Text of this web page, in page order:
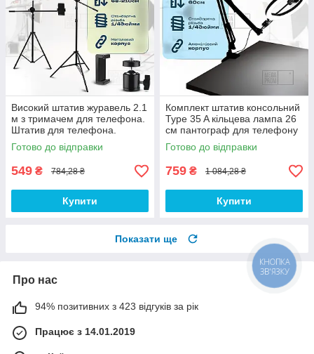
Високий штатив журавель 2.1
м з тримачем для телефона.
Штатив для телефона.
Підлоговий штатив.
Готово до відправки
549 ₴ 784,28 ₴
Купити
Комплект штатив консольний
Type 35 A кільцева лампа 26
см пантограф для телефону
фотоапарата камери лампи
Готово до відправки
759 ₴ 1 084,28 ₴
Купити
Показати ще
Про нас
94% позитивних з 423 відгуків за рік
Працює з 14.01.2019
КНОПКА
ЗВ'ЯЗКУ